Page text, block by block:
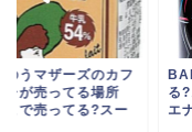
のうマザーズのカフ
レが売ってる場所
こで売ってる?スー
る
エ